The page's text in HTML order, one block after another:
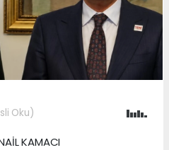
Oku)
KAMACI